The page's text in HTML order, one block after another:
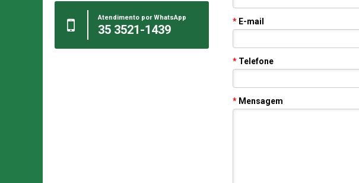
Atendimento por WhatsApp
35 3521-1439
* E-mail
* Telefone
* Mensagem